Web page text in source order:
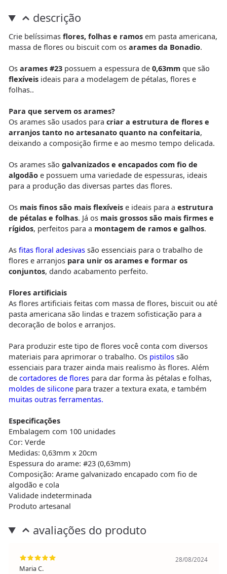
descrição
Crie belíssimas flores, folhas e ramosem pasta americana,
massa de flores ou biscuit com os arames da Bonadio.
Os arames #23possuem a espessura de 0,63mmque são
flexíveisideais para a modelagem de pétalas, flores e
folhas..
Para que servem os arames?
Os arames são usados para criar a estrutura de flores e
arranjos tanto no artesanato quanto na confeitaria,
deixando a composição firme e ao mesmo tempo delicada.
Os arames são galvanizados e encapados com fio de
algodãoe possuem uma variedade de espessuras, ideais
para a produção das diversas partes das flores.
Os mais finos são mais flexíveise ideais para a estrutura
de pétalas e folhas. Já os mais grossos são mais firmes e
rígidos, perfeitos para a montagem de ramos e galhos.
As fitas floral adesivassão essenciais para o trabalho de
flores e arranjos para unir os arames e formar os
conjuntos, dando acabamento perfeito.
Flores artificiais
As flores artificiais feitas com massa de flores, biscuit ou até
pasta americana são lindas e trazem sofisticação para a
decoração de bolos e arranjos.
Para produzir este tipo de flores você conta com diversos
materiais para aprimorar o trabalho. Os pistilossão
essenciais para trazer ainda mais realismo às flores. Além
de cortadores de florespara dar forma às pétalas e folhas,
moldes de siliconepara trazer a textura exata, e também
muitas outras ferramentas.
Especificações
Embalagem com 100 unidades
Cor: Verde
Medidas: 0,63mm x 20cm
Espessura do arame: #23 (0,63mm)
Composição: Arame galvanizado encapado com fio de
algodão e cola
Validade indeterminada
Produto artesanal
avaliações do produto
Maria C.
28/08/2024